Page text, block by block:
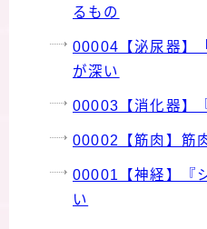
るもの
00004【泌尿器】
が深い
00003【消化器】
00002【筋肉】筋
00001【神経】『
い